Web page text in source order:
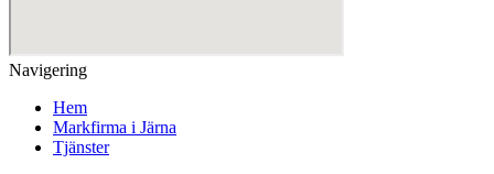
Navigering
Hem
Markfirma i Järna
Tjänster